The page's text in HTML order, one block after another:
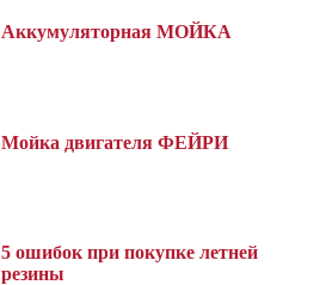
Аккумуляторная МОЙКА
Мойка двигателя ФЕЙРИ
5 ошибок при покупке летней
резины